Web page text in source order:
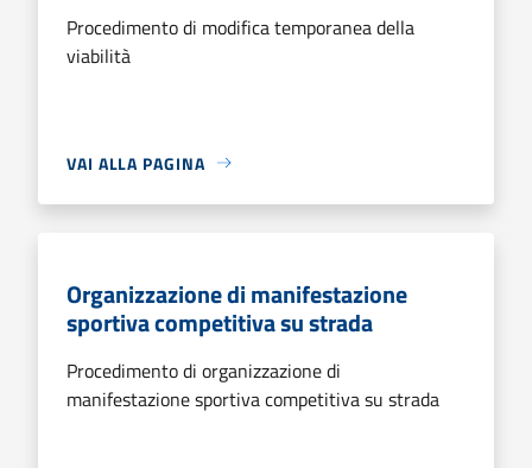
Procedimento di modifica temporanea della
viabilità
VAI ALLA PAGINA
Organizzazione di manifestazione
sportiva competitiva su strada
Procedimento di organizzazione di
manifestazione sportiva competitiva su strada